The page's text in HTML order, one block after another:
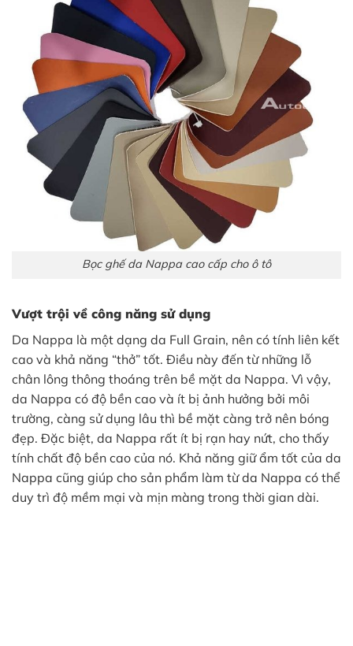
Bọc ghế da Nappa cao cấp cho ô tô
Vượt trội về công năng sử dụng
Da Nappa là một dạng da Full Grain, nên có tính liên kết
cao và khả năng “thở” tốt. Điều này đến từ những lỗ
chân lông thông thoáng trên bề mặt da Nappa. Vì vậy,
da Nappa có độ bền cao và ít bị ảnh hưởng bởi môi
trường, càng sử dụng lâu thì bề mặt càng trở nên bóng
đẹp. Đặc biệt, da Nappa rất ít bị rạn hay nứt, cho thấy
tính chất độ bền cao của nó. Khả năng giữ ẩm tốt của da
Nappa cũng giúp cho sản phẩm làm từ da Nappa có thể
duy trì độ mềm mại và mịn màng trong thời gian dài.